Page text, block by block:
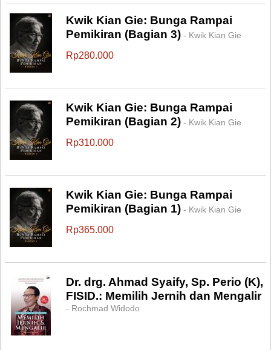
Kwik Kian Gie: Bunga Rampai
Pemikiran (Bagian 3) - Kwik Kian Gie
Rp280.000
Kwik Kian Gie: Bunga Rampai
Pemikiran (Bagian 2) - Kwik Kian Gie
Rp310.000
Kwik Kian Gie: Bunga Rampai
Pemikiran (Bagian 1) - Kwik Kian Gie
Rp365.000
Dr. drg. Ahmad Syaify, Sp. Perio (K),
FISID.: Memilih Jernih dan Mengalir
- Rochmad Widodo